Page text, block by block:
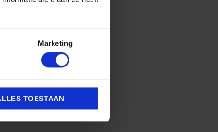
Marketing
TOESTAAN
biologisch
Sneaker Cleaner (120ml)